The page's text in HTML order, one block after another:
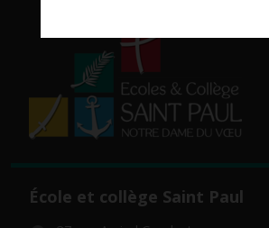
École et collège Saint Paul